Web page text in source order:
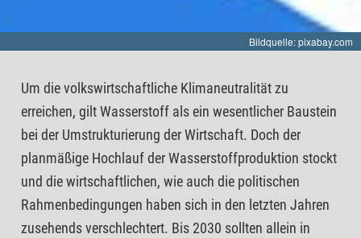
Bildquelle: pixabay.com
Um die volkswirtschaftliche Klimaneutralität zu
erreichen, gilt Wasserstoff als ein wesentlicher Baustein
bei der Umstrukturierung der Wirtschaft. Doch der
planmäßige Hochlauf der Wasserstoffproduktion stockt
und die wirtschaftlichen, wie auch die politischen
Rahmenbedingungen haben sich in den letzten Jahren
zusehends verschlechtert. Bis 2030 sollten allein in